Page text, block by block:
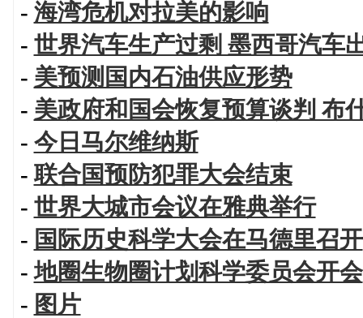
- 海湾危机对拉美的影响
- 世界汽车生产过剩 墨西哥汽车
- 美预测国内石油供应形势
- 美政府和国会恢复预算谈判 布
- 今日马尔维纳斯
-联合国预防犯罪大会结束
- 世界大城市会议在雅典举行
- 国际历史科学大会在马德里召开
-地圈生物圈计划科学委员会开会
- 图片